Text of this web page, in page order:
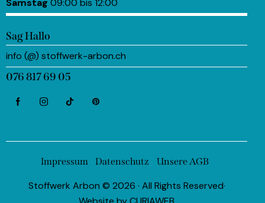
Sag Hallo
info (@) stoffwerk-arbon.ch
076 817 69 05
Impressum Datenschutz Unsere AGB
Stoffwerk Arbon © 2026 · All Rights Reserved·